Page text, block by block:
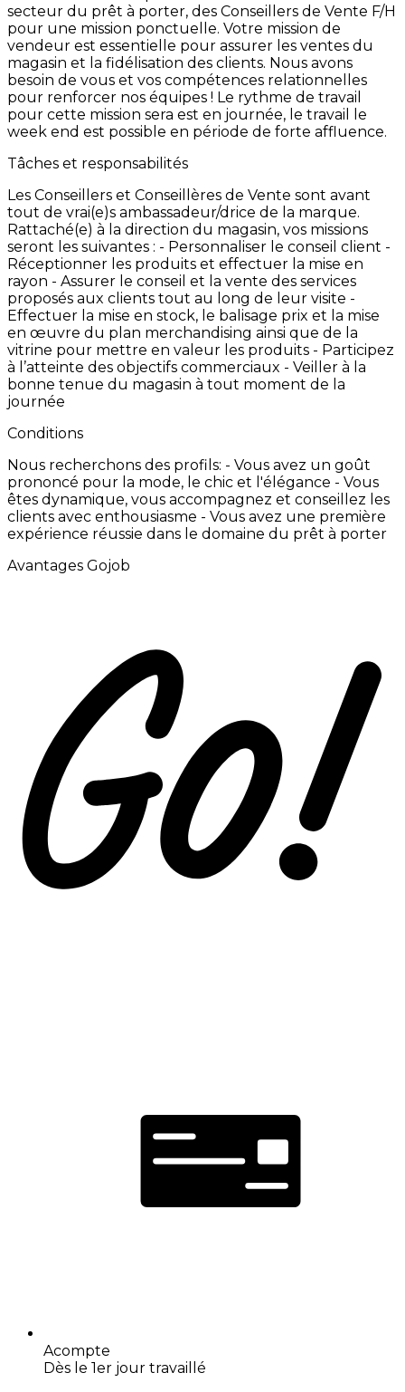
secteur du prêt à porter, des Conseillers de Vente F/H
pour une mission ponctuelle. Votre mission de
vendeur est essentielle pour assurer les ventes du
magasin et la fidélisation des clients. Nous avons
besoin de vous et vos compétences relationnelles
pour renforcer nos équipes ! Le rythme de travail
pour cette mission sera est en journée, le travail
le
week end est possible en période de forte affluence.
Tâches et responsabilités
Les Conseillers et Conseillères de Vente sont avant
tout de vrai(e)s ambassadeur/drice de la marque.
Rattaché(e) à la direction du magasin, vos missions
seront les suivantes : - Personnaliser le conseil client -
Réceptionner les produits et effectuer la mise en
rayon - Assurer le conseil et la vente des services
proposés aux clients tout au long de leur visite -
Effectuer la mise en stock, le balisage prix et la mise
en œuvre du plan merchandising ainsi que de la
vitrine pour mettre en valeur les produits - Participez
à l’atteinte des objectifs commerciaux - Veiller à la
bonne tenue du magasin à tout moment de la
journée
Conditions
Nous recherchons des profils: - Vous avez un goût
prononcé pour la mode, le chic et l'élégance - Vous
êtes dynamique, vous accompagnez et conseillez les
clients avec enthousiasme - Vous avez une première
expérience réussie dans le domaine du prêt à porter
Avantages Gojob
Acompte
Dès le 1er jour travaillé